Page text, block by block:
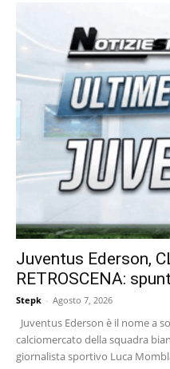
Juventus Ederson,
RETROSCENA:
Stepk - Agosto 7, 2026
Juventus Ederson è il nome a
calciomercato della squadra
giornalista sportivo Luca